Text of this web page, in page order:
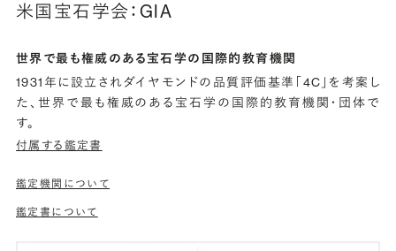
米国宝石学会：GIA
世界で最も権威のある宝石学の国際的教育機関
1931年に設立されダイヤモンドの品質評価基準「4C」を考案し
た、世界で最も権威のある宝石学の国際的教育機関・団体で
す。
付属する鑑定書
鑑定機関について
鑑定書について